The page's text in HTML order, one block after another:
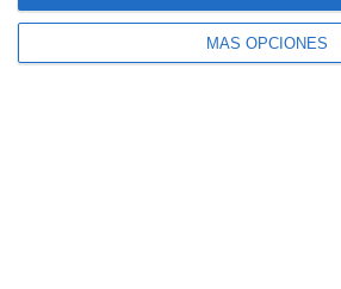
MÁS OPCIONES
El seguro español activa